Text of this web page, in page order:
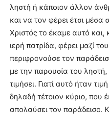
ληστή ή κάποιον άλλον
και να τον φέρει έτσι
Χριστός το έκαμε αυτό
ιερή πατρίδα, φέρει μαζί
περιφρονούσε τον
με την παρουσία του
τιμήσει. Γιατί αυτό ήταν
δηλαδή τέτοιον κύριο, που
απολαύσει τον παράδεισο.